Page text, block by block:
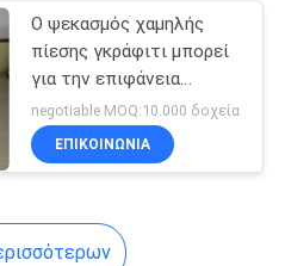
Ο ψεκασμός χαμηλής
πίεσης γκράφιτι μπορεί
για την επιφάνεια
καμβά/ξύλου/
σκυροδέματος/
μετάλλων/γυαλιού
negotiable MOQ:10.000 δοχεία
ΕΠΙΚΟΙΝΩΝΊΑ